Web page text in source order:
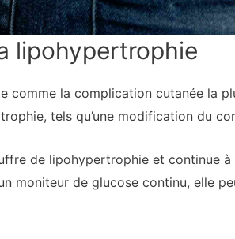
lipohypertrophie
comme la complication cutanée la
tels qu’une modification du
de lipohypertrophie et continue
moniteur de glucose continu, elle